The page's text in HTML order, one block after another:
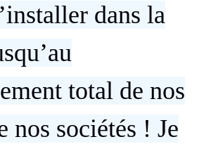
dans la
total de nos
nos sociétés ! Je